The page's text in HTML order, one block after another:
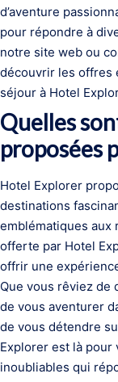
d’aventure
pour répondre à
notre site web ou
découvrir les offres
séjour à Hotel
Quelles
proposées
Hotel Explorer
destinations
emblématiques aux
offerte par Hotel
offrir une
Que vous rêviez de
de vous aventurer
de vous détendre
Explorer est là
inoubliables qui